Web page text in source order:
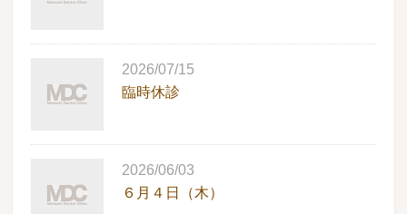
2026/07/15
臨時休診
2026/06/03
６月４日（木）